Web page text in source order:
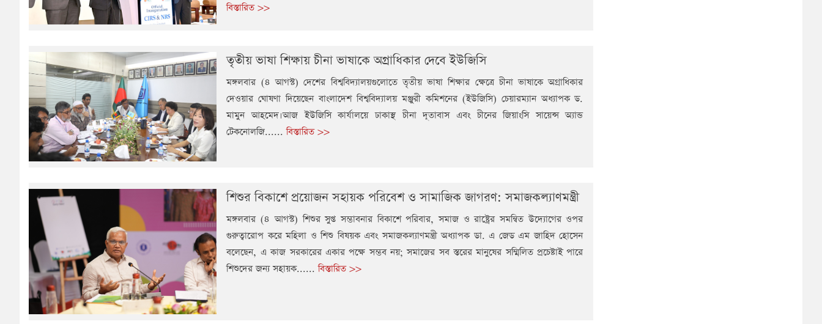
বিস্তারিত >>
তৃতীয় ভাষা শিক্ষায় চীনা ভাষাকে অগ্রাধিকার দেবে ইউজিসি
মঙ্গলবার (৪ আগস্ট) দেশের বিশ্ববিদ্যালয়গুলোতে তৃতীয় ভাষা শিক্ষার ক্ষেত্রে চীনা ভাষাকে অগ্রাধিকার
দেওয়ার ঘোষণা দিয়েছেন বাংলাদেশ বিশ্ববিদ্যালয় মঞ্জুরী কমিশনের (ইউজিসি) চেয়ারম্যান অধ্যাপক ড.
মামুন আহমেদ।আজ ইউজিসি কার্যালয়ে ঢাকাস্থ চীনা দূতাবাস এবং চীনের জিয়াংসি সায়েন্স অ্যান্ড
টেকনোলজি......বিস্তারিত >>
শিশুর বিকাশে প্রয়োজন সহায়ক পরিবেশ ও সামাজিক জাগরণ: সমাজকল্যাণমন্ত্রী
মঙ্গলবার (৪ আগস্ট) শিশুর সুপ্ত সম্ভাবনার বিকাশে পরিবার, সমাজ ও রাষ্ট্রের সমন্বিত উদ্যোগের ওপর
গুরুত্বারোপ করে মহিলা ও শিশু বিষয়ক এবং সমাজকল্যাণমন্ত্রী অধ্যাপক ডা. এ জেড এম জাহিদ হোসেন
বলেছেন, এ কাজ সরকারের একার পক্ষে সম্ভব নয়; সমাজের সব স্তরের মানুষের সম্মিলিত প্রচেষ্টাই পারে
শিশুদের জন্য সহায়ক......বিস্তারিত >>